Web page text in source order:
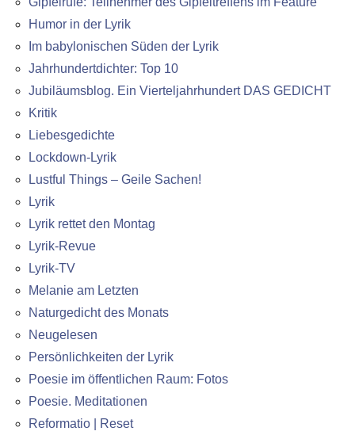
Humor in der Lyrik
Im babylonischen Süden der Lyrik
Jahrhundertdichter: Top 10
Jubiläumsblog. Ein Vierteljahrhundert DAS GEDICHT
Kritik
Liebesgedichte
Lockdown-Lyrik
Lustful Things – Geile Sachen!
Lyrik
Lyrik rettet den Montag
Lyrik-Revue
Lyrik-TV
Melanie am Letzten
Naturgedicht des Monats
Neugelesen
Persönlichkeiten der Lyrik
Poesie im öffentlichen Raum: Fotos
Poesie. Meditationen
Reformatio | Reset